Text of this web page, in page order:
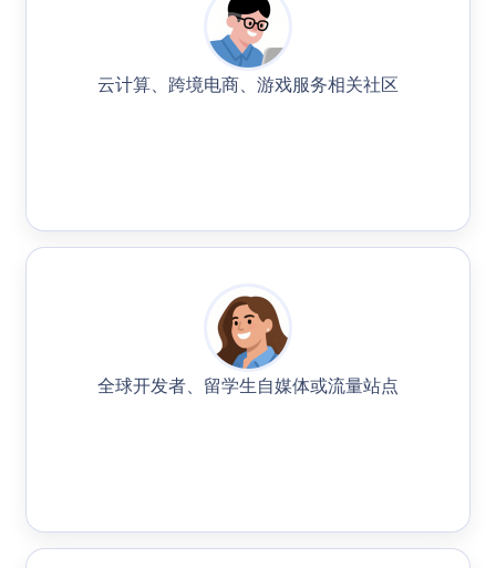
云计算、跨境电商、游戏服务相关社区
全球开发者、留学生自媒体或流量站点